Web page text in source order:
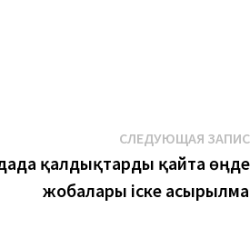
СЛЕДУЮЩАЯ
қалдықтарды қайта
жобалары іске